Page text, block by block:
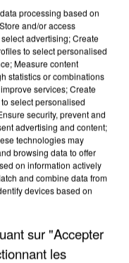
processing based on
and/or access
advertising; Create
to select personalised
Measure content
statistics or combinations
services; Create
select personalised
security, prevent and
advertising and content;
technologies may
browsing data to offer
on information actively
and combine data from
devices based on
sur "Accepter
les